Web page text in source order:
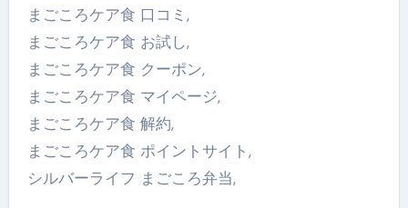
まごころケア食 口コミ,
まごころケア食 お試し,
まごころケア食 クーポン,
まごころケア食 マイページ,
まごころケア食 解約,
まごころケア食 ポイントサイト,
シルバーライフ まごころ弁当,